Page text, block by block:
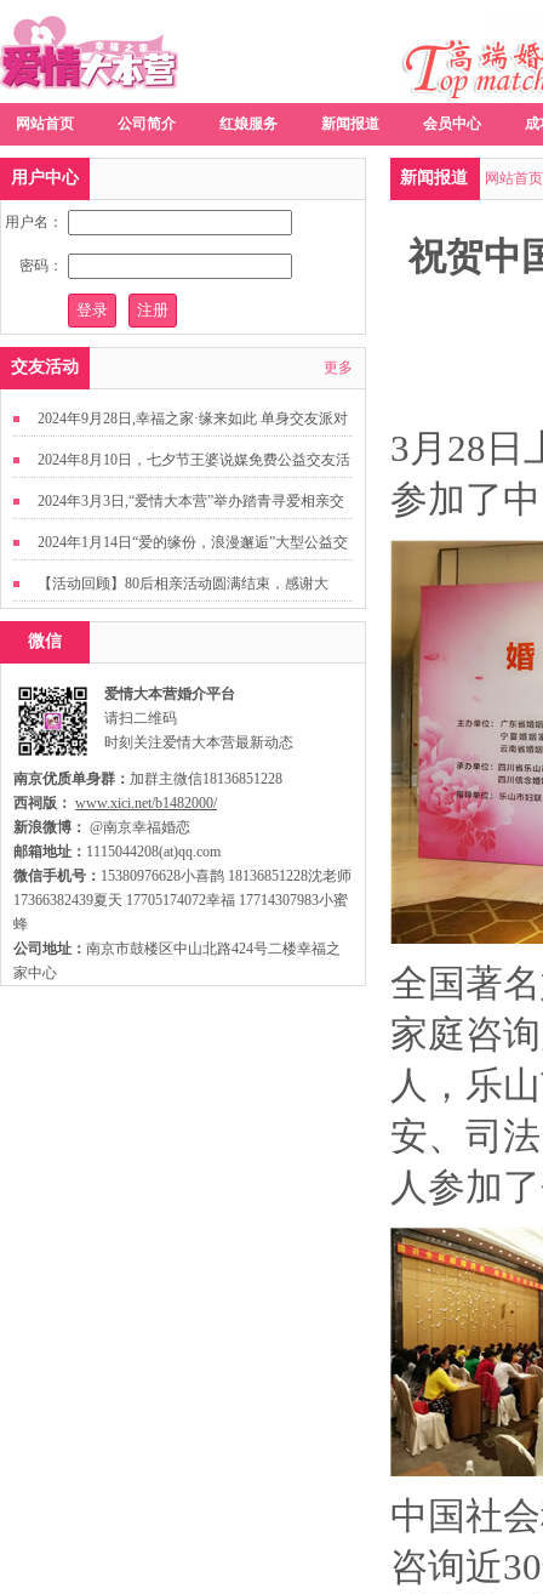
网站首页 公司简介 红娘服务 新闻报道 会员中心 成
新闻报道 网站首页
祝贺中
3月28日
参加了
全国著
家庭咨
人，乐
安、司
人参加
中国社
咨询近
用户中心
用户名：
密码：
交友活动 更多
2024年9月28日,幸福之家·缘来如此 单身交友派对
2024年8月10日，七夕节王婆说媒免费公益交友活
动
2024年3月3日,“爱情大本营”举办踏青寻爱相亲交
友活动
2024年1月14日“爱的缘份，浪漫邂逅”大型公益交
友活动
【活动回顾】80后相亲活动圆满结束，感谢大
家，走出来才有机会扩大缘分哦~
微信
爱情大本营婚介平台
请扫二维码
时刻关注爱情大本营最新动态
南京优质单身群： 加群主微信18136851228
西祠版： www.xici.net/b1482000/
新浪微博： @南京幸福婚恋
邮箱地址： 1115044208(at)qq.com
微信手机号： 15380976628小喜鹊 18136851228沈老师
17366382439夏天 17705174072幸福 17714307983小蜜
蜂
公司地址： 南京市鼓楼区中山北路424号二楼幸福之
家中心